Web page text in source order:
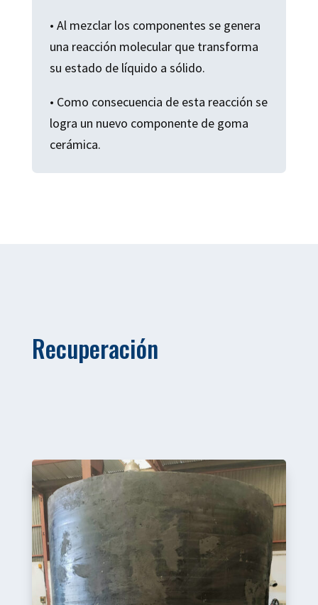
• Al mezclar los componentes se genera
una reacción molecular que transforma
su estado de líquido a sólido.
• Como consecuencia de esta reacción se
logra un nuevo componente de goma
cerámica.
Recuperación